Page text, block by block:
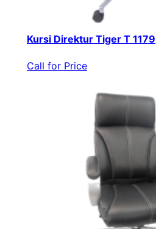
Kursi Direktur Tiger T 1179
Call for Price